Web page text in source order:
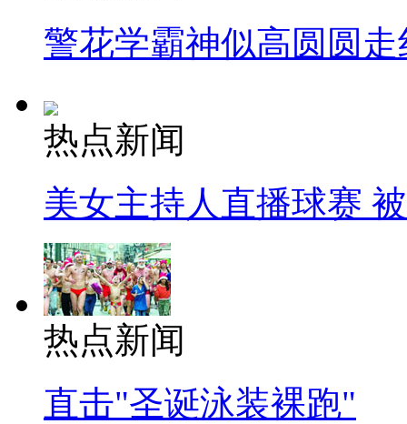
警花学霸神似高圆圆走
热点新闻
美女主持人直播球赛
热点新闻
直击"圣诞泳装裸跑"